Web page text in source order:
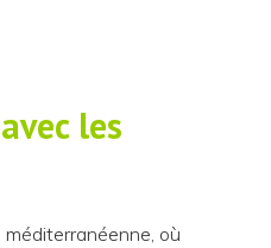
les
méditerranéenne, où